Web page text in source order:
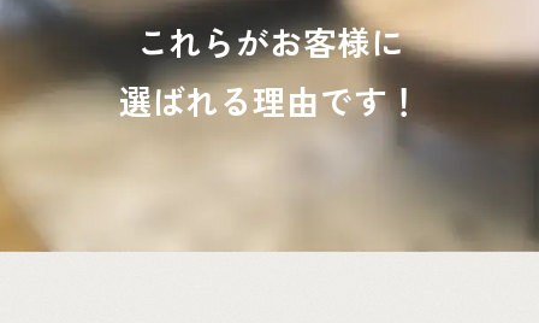
これらがお客様に
選ばれる理由です！